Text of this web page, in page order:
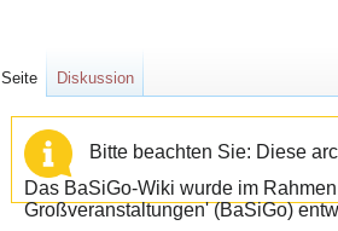
Bitte beachten Sie: Diese
Das BaSiGo-Wiki wurde im
Großveranstaltungen' (BaSiGo)
Seite Diskussion